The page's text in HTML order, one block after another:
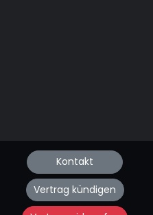
Kontakt
Vertrag kündigen